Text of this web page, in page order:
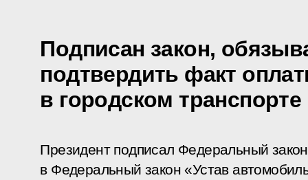
Подписан закон,
подтвердить факт
в городском транспорте
Президент подписал Федеральный
в Федеральный закон «Устав